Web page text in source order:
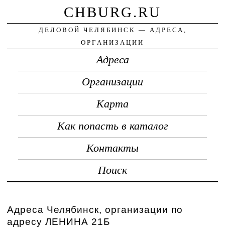
CHBURG.RU
ДЕЛОВОЙ ЧЕЛЯБИНСК — АДРЕСА,
ОРГАНИЗАЦИИ
Адреса
Организации
Карта
Как попасть в каталог
Контакты
Поиск
Адреса Челябинск, организации по
адресу ЛЕНИНА 21Б